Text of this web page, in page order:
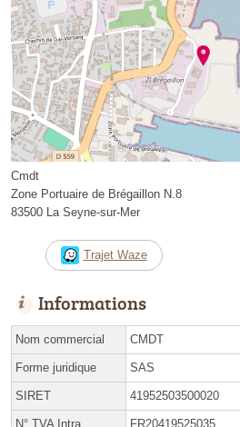
Cmdt
Zone Portuaire de Brégaillon N.8
83500 La Seyne-sur-Mer
Trajet Waze
Informations
Nom commercial CMDT
Forme juridique SAS
SIRET 41952503500020
N° TVA Intra. FR20419525035